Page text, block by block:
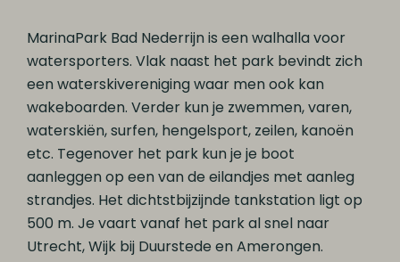
MarinaPark Bad Nederrijn is een walhalla voor
watersporters. Vlak naast het park bevindt zich
een waterskivereniging waar men ook kan
wakeboarden. Verder kun je zwemmen, varen,
waterskiën, surfen, hengelsport, zeilen, kanoën
etc. Tegenover het park kun je je boot
aanleggen op een van de eilandjes met aanleg
strandjes. Het dichtstbijzijnde tankstation ligt op
500 m. Je vaart vanaf het park al snel naar
Utrecht, Wijk bij Duurstede en Amerongen.